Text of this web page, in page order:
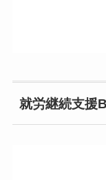
就労継続支援